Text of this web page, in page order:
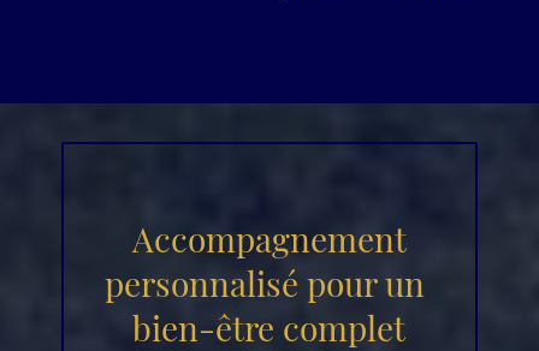
Accompagnement
personnalisé pour un
bien-être complet